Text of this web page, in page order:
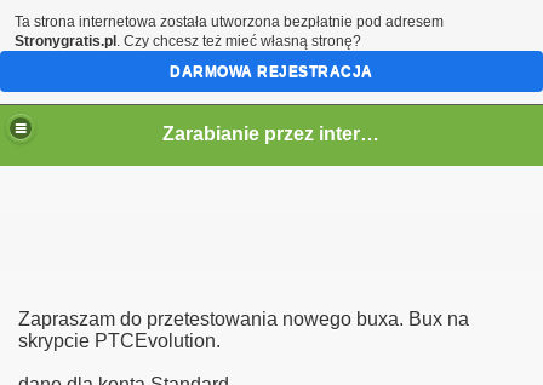
Zarabianie przez internet
Zapraszam do przetestowania nowego buxa. Bux na
skrypcie PTCEvolution.
Ta strona internetowa została utworzona bezpłatnie pod adresem
Stronygratis.pl . Czy chcesz też mieć własną stronę?
DARMOWA REJESTRACJA